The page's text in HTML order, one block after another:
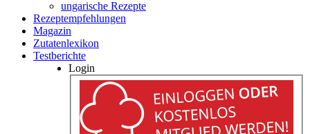
ungarische Rezepte
Rezeptempfehlungen
Magazin
Zutatenlexikon
Testberichte
Login